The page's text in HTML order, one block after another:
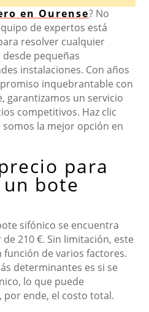
en Ourense? No
de expertos está
resolver cualquier
pequeñas
instalaciones. Con años
inquebrantable con
garantizamos un servicio
competitivos. Haz clic
la mejor opción en
para
bote
sifónico se encuentra
210 €. Sin limitación, este
de varios factores.
determinantes es si se
lo que puede
ende, el costo total.